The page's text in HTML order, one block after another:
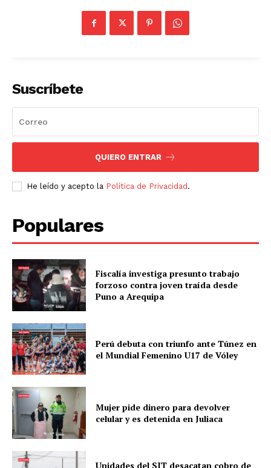
Suscríbete
QUIERO ENTRAR
He leído y acepto la Política de Privacidad .
Populares
Fiscalía investiga presunto trabajo
forzoso contra joven traída desde
Puno a Arequipa
Perú debuta con triunfo ante Túnez en
el Mundial Femenino U17 de Vóley
Mujer pide dinero para devolver
celular y es detenida en Juliaca
Unidades del SIT desacatan cobro de